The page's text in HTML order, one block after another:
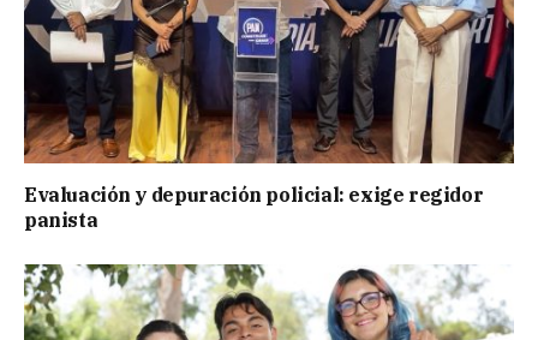
Evaluación y depuración policial: exige regidor
panista